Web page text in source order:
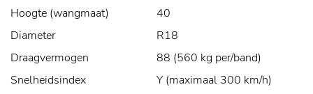
Hoogte (wangmaat)
40
Diameter
R18
Draagvermogen
88 (560 kg per/band)
Snelheidsindex
Y (maximaal 300 km/h)